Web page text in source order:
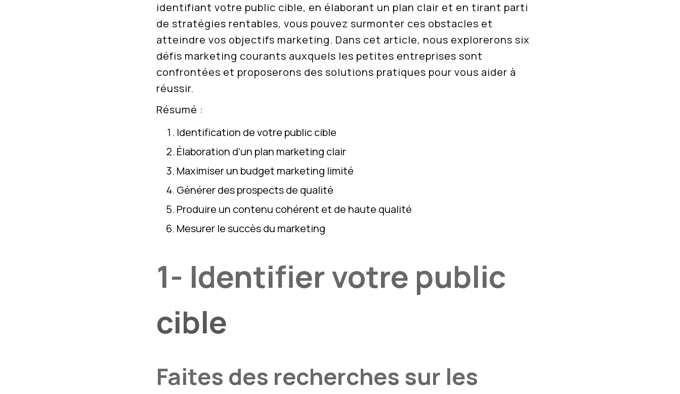
identifiant votre public cible, en élaborant un plan clair et en tirant parti
de stratégies rentables, vous pouvez surmonter ces obstacles et
atteindre vos objectifs marketing. Dans cet article, nous explorerons six
défis marketing courants auxquels les petites entreprises sont
confrontées et proposerons des solutions pratiques pour vous aider à
réussir.
Résumé :
Identification de votre public cible
Élaboration d'un plan marketing clair
Maximiser un budget marketing limité
Générer des prospects de qualité
Produire un contenu cohérent et de haute qualité
Mesurer le succès du marketing
1- Identifier votre public
cible
Faites des recherches sur les